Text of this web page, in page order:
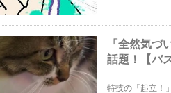
「全然気
話題！【バ
特技の「起立！